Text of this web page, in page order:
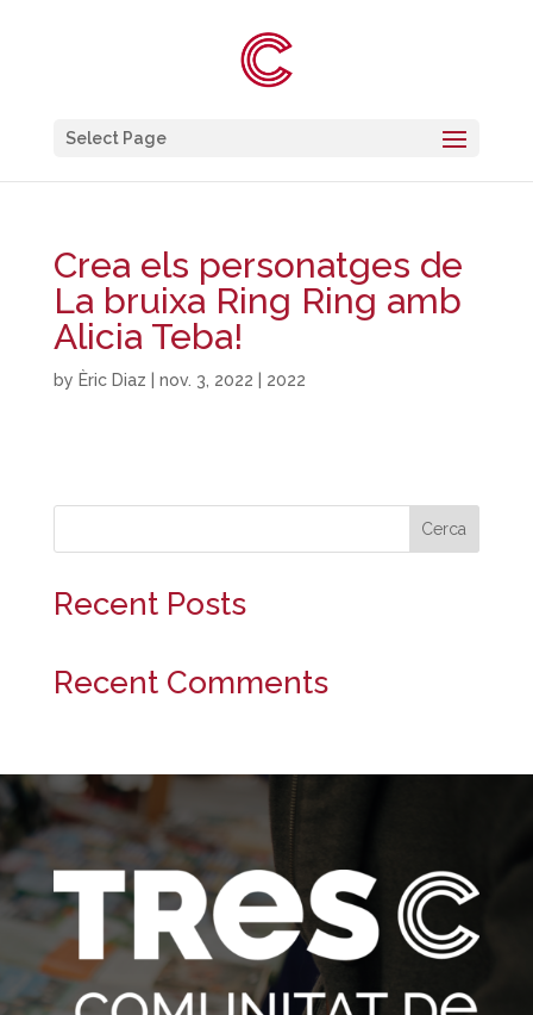
Select Page
Crea els personatges de
La bruixa Ring Ring amb
Alicia Teba!
by Èric Diaz nov. 3, 2022 2022
Cerca
Recent Posts
Recent Comments